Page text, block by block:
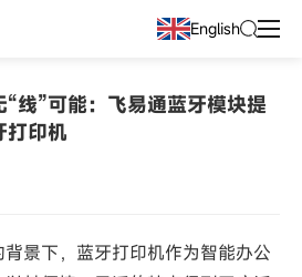
English
线”可能：飞易通蓝牙模块提
打印机
景下，蓝牙打印机作为智能办公